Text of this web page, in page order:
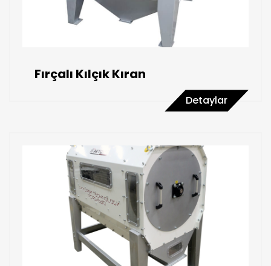
Fırçalı Kılçık Kıran
Detaylar